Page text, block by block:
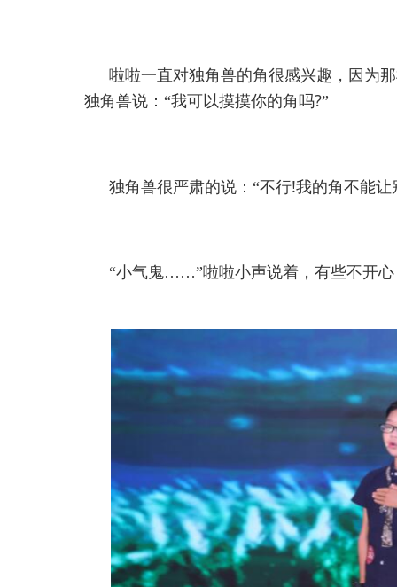
啦啦一直对独角兽的角很感兴趣，因为
独角兽说：“我可以摸摸你的角吗?”
独角兽很严肃的说：“不行!我的角不能让
“小气鬼……”啦啦小声说着，有些不开